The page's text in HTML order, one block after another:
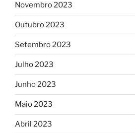
Novembro 2023
Outubro 2023
Setembro 2023
Julho 2023
Junho 2023
Maio 2023
Abril 2023